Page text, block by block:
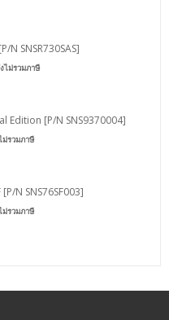
N SNSR730SAS]
ไม่รวมภาษี
Edition [P/N SNS9370004]
ม่รวมภาษี
N SNS76SF003]
ม่รวมภาษี